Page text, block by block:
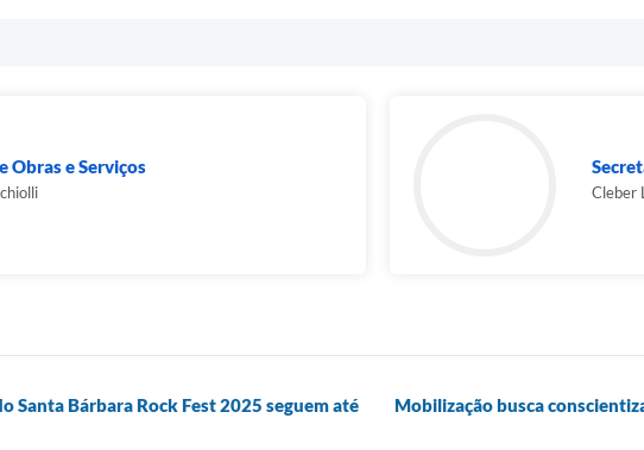
Obras e Serviços
Cleber
Santa Bárbara Rock Fest 2025 seguem até
Mobilização busca